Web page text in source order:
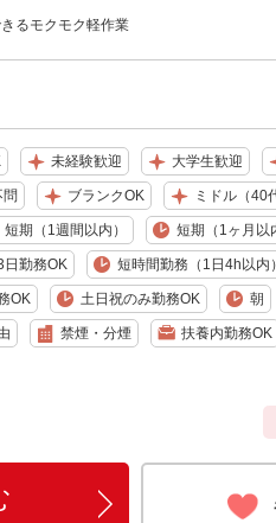
るモクモク軽作業
未経験歓迎 大学生歓迎
問 ブランクOK ミドル（40
短期（1週間以内） 短期（1ヶ月以
日勤務OK 短時間勤務（1日4h以内
OK 土日祝のみ勤務OK 朝
禁煙・分煙 扶養内勤務OK